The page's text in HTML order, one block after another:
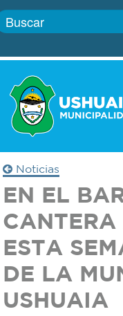
Boletín
Defensa
civil
Zoonosis
Gobierno
Trámites
Transparencia
Actualidad
Correo
Noticias
EN EL
ESTA
DE LA
USHUAIA